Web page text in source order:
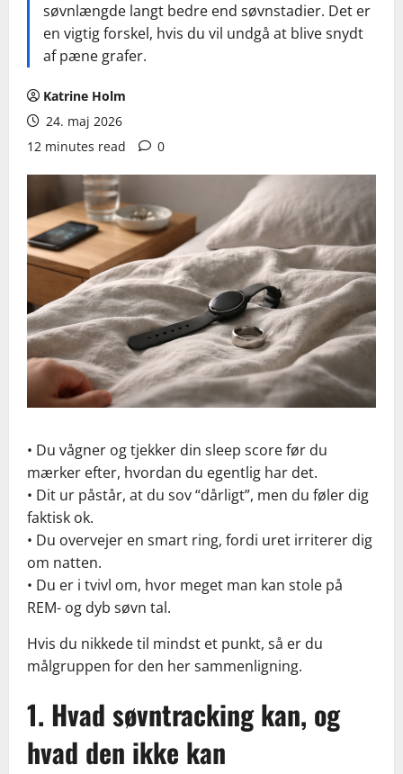
søvnlængde langt bedre end søvnstadier. Det er
en vigtig forskel, hvis du vil undgå at blive snydt
af pæne grafer.
Katrine Holm
24. maj 2026
12 minutes read
0
• Du vågner og tjekker din sleep score før du
mærker efter, hvordan du egentlig har det.
• Dit ur påstår, at du sov “dårligt”, men du føler dig
faktisk ok.
• Du overvejer en smart ring, fordi uret irriterer dig
om natten.
• Du er i tvivl om, hvor meget man kan stole på
REM- og dyb søvn tal.
Hvis du nikkede til mindst et punkt, så er du
målgruppen for den her sammenligning.
1. Hvad søvntracking kan, og
hvad den ikke kan